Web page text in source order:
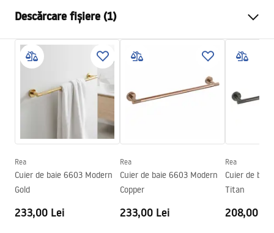
Material
Metodă de montaj
Cu șuruburi
Latime
565
Adâncime
65mm
Garantie
Descărcare fișiere (1)
Condiții de garanție
Warranty_Terms_and_Conditions_Accessories_-_24.pdf
Rea
Cuier de baie 6603 Modern
Gold
233,00 Lei
Rea
Cuier de baie 6603 Modern
Copper
233,00 Lei
Rea
Cuier de
Titan
208,00